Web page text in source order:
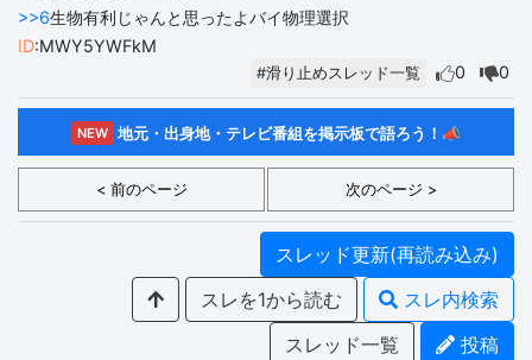
>>6生物有利じゃんと思ったよバイ物理選択
ID:MWY5YWFkM
#滑り止めスレッド一覧 0 0
NEW 地元・出身地・テレビ番組を掲示板で語ろう！📣
< 前のページ 次のページ >
スレッド更新(再読み込み)
スレを1から読む
スレ内検索
スレッド一覧
投稿